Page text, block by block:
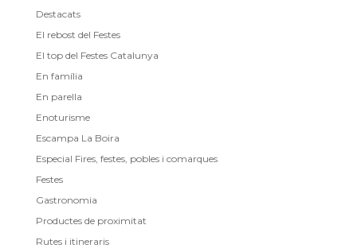
Destacats
El rebost del Festes
El top del Festes Catalunya
En família
En parella
Enoturisme
Escampa La Boira
Especial Fires, festes, pobles i comarques
Festes
Gastronomia
Productes de proximitat
Rutes i itineraris